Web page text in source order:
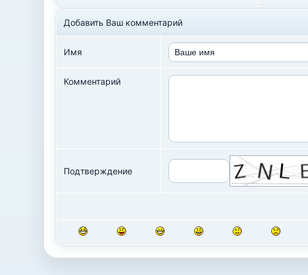
Добавить Ваш комментарий
Имя
Комментарий
Подтверждение